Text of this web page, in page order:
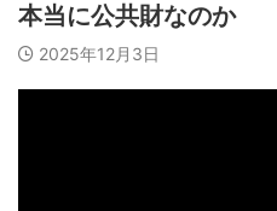
本当に公共財なのか
2025年12月3日